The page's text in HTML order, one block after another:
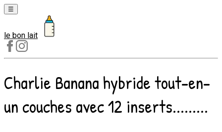
☰
Laits
1er
âge
Laits
2e
âge
le bon lait
Charlie Banana hybride tout-en-
un couches avec 12 inserts.........